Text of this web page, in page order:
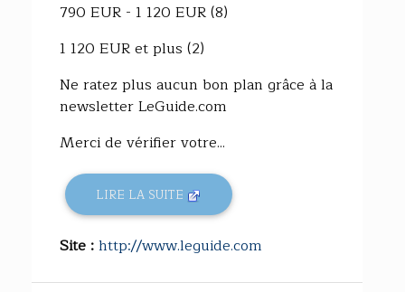
790 EUR - 1 120 EUR (8)
1 120 EUR et plus (2)
Ne ratez plus aucun bon plan grâce à la
newsletter LeGuide.com
Merci de vérifier votre...
LIRE LA SUITE
Site :http://www.leguide.com